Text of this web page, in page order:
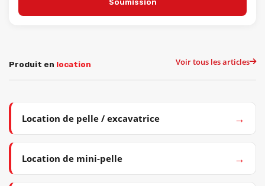
Soumission
Produit en location Voir tous les articles
Location de pelle / excavatrice →
Location de mini-pelle →